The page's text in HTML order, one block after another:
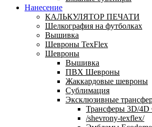
Нанесение
КАЛЬКУЛЯТОР ПЕЧАТИ
Шелкография на футболках
Вышивка
Шевроны TexFlex
Шевроны
Вышивка
ПВХ Шевроны
Жаккардовые шевроны
Сублимация
Эксклюзивные
Трансферы 3D/4D
/shevrony-texflex/